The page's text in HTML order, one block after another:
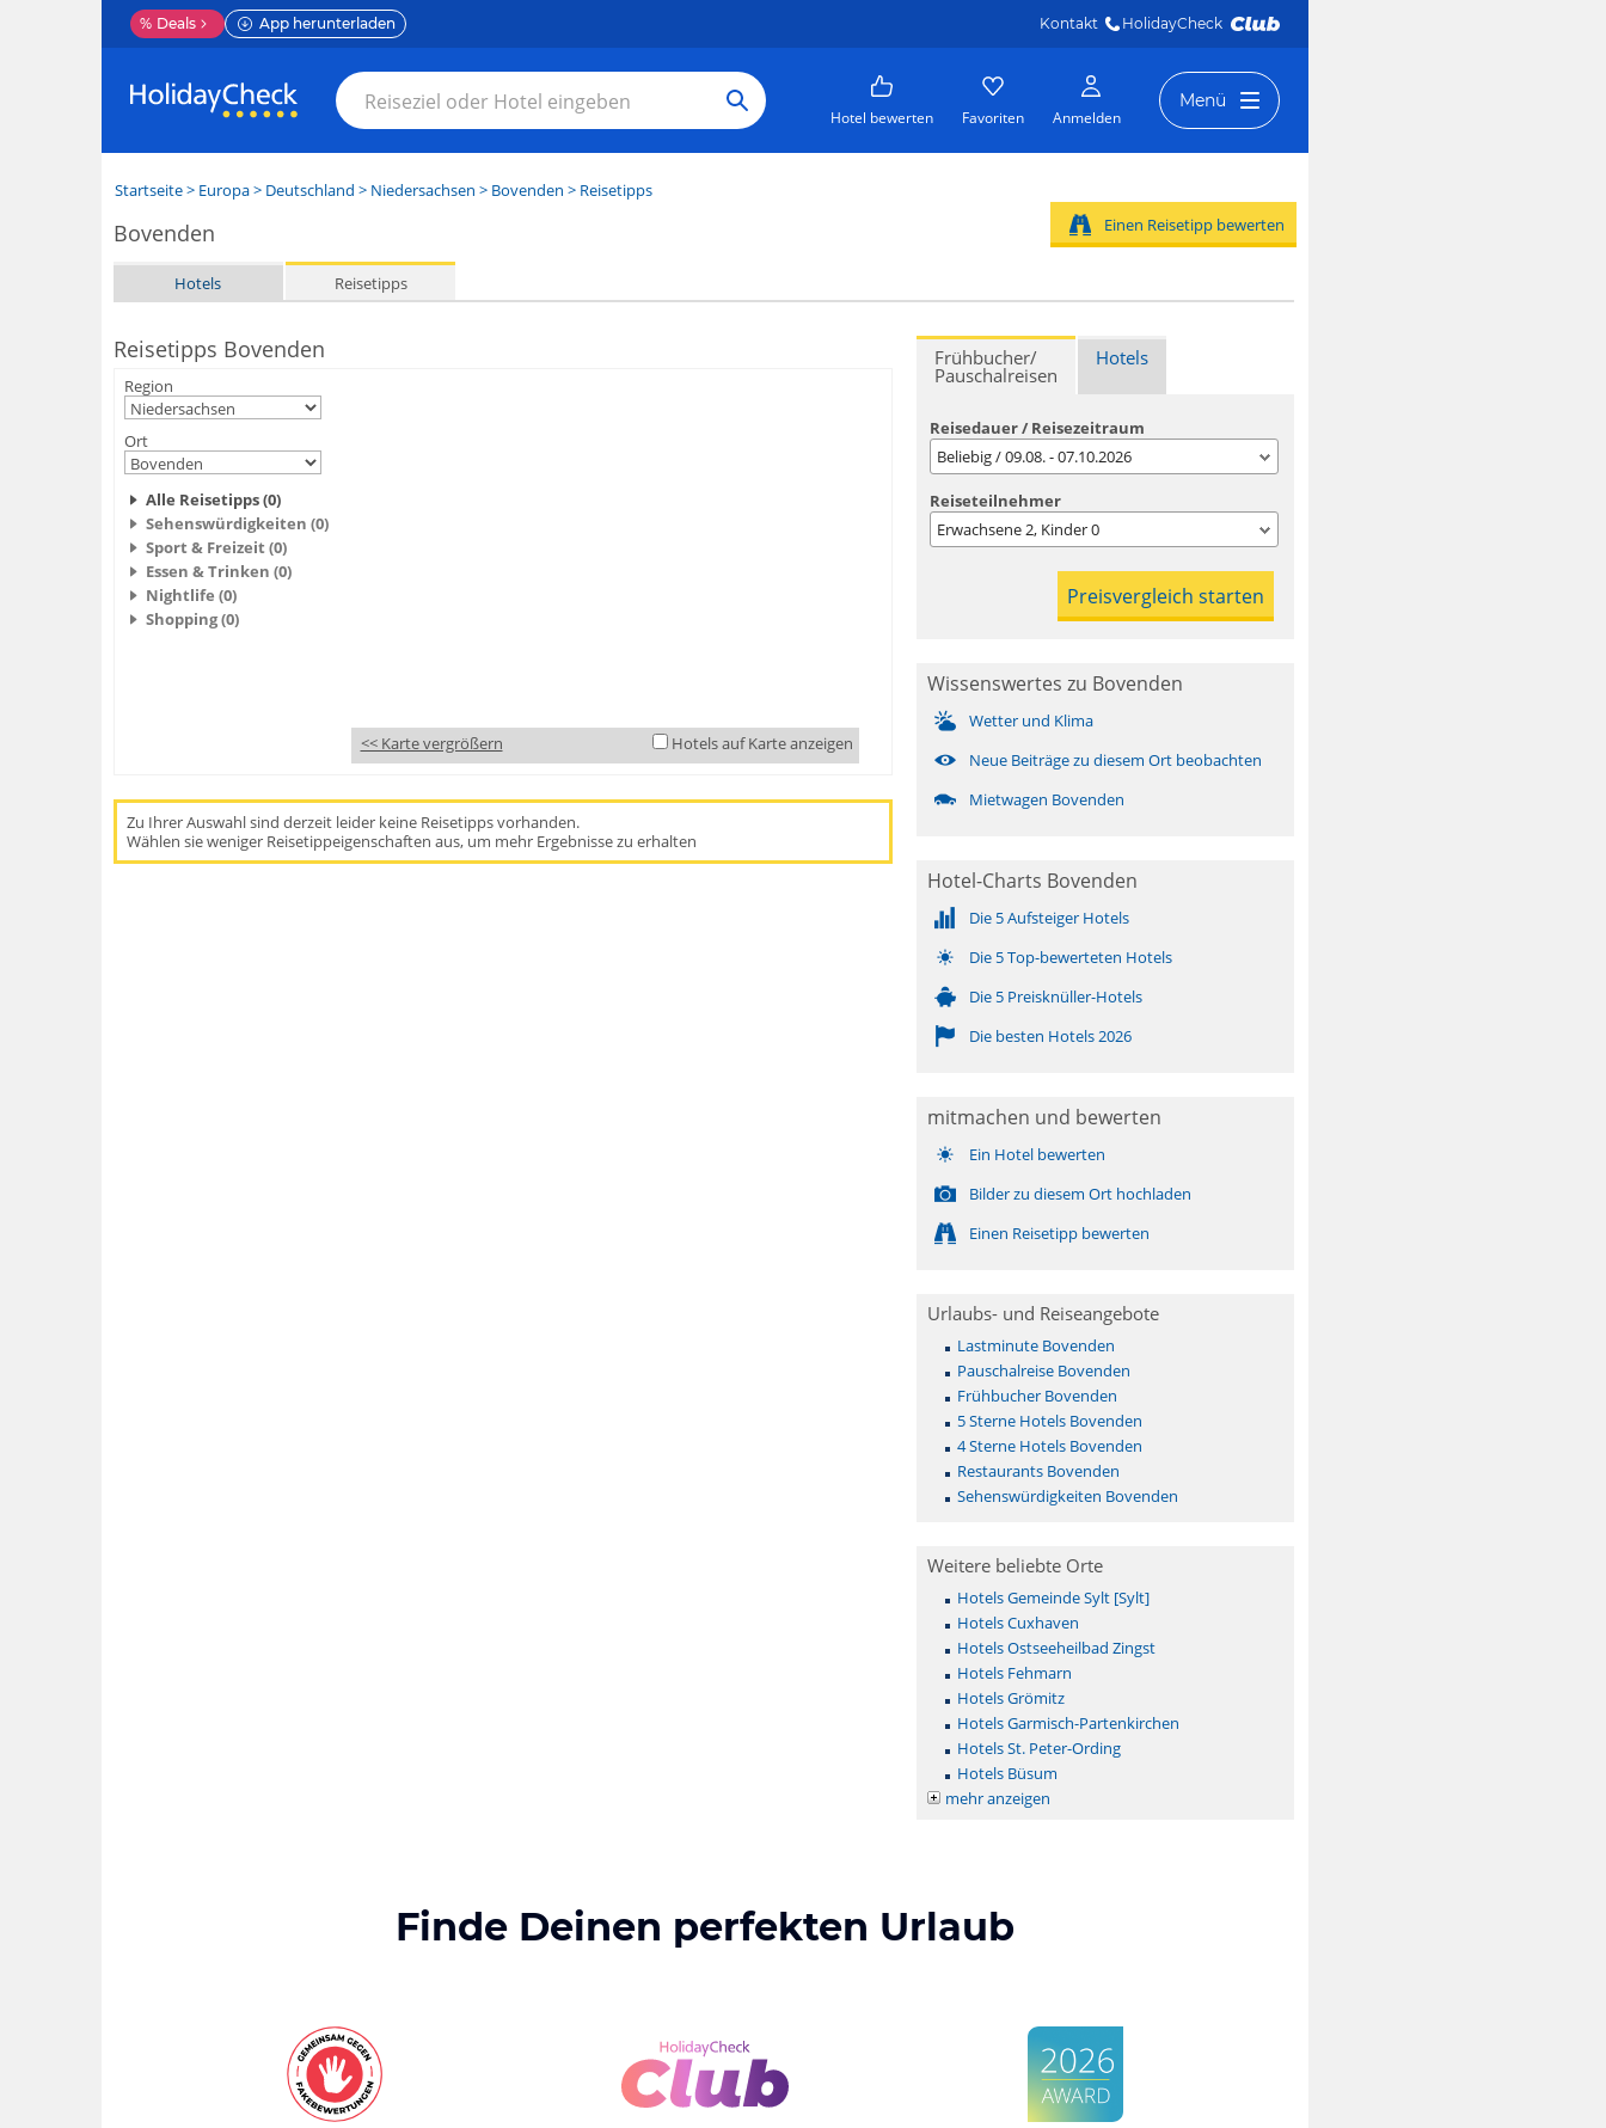
% Deals App herunterladen Kontakt HolidayCheck
Hotel bewerten Favoriten Anmelden
Menü
Startseite> Europa> Deutschland > Niedersachsen > Bovenden > Reisetipps
Bovenden
Hotels Reisetipps
Einen Reisetipp bewerten
Reisetipps Bovenden
Region
Ort
Alle Reisetipps (0)
Sehenswürdigkeiten (0)
Sport & Freizeit (0)
Essen & Trinken (0)
Nightlife (0)
Shopping (0)
<< Karte vergrößern Hotels auf Karte anzeigen
Zu Ihrer Auswahl sind derzeit leider keine Reisetipps vorhanden.
Wählen sie weniger Reisetippeigenschaften aus, um mehr Ergebnisse zu erhalten
Frühbucher/
Pauschalreisen
Hotels
Reisedauer / Reisezeitraum
Beliebig / 09.08. - 07.10.2026
Reiseteilnehmer
Erwachsene2, Kinder0
Wissenswertes zu Bovenden
Wetter und Klima
Neue Beiträge zu diesem Ort beobachten
Mietwagen Bovenden
Hotel-Charts Bovenden
Die 5 Aufsteiger Hotels
Die 5 Top-bewerteten Hotels
Die 5 Preisknüller-Hotels
Die besten Hotels 2026
mitmachen und bewerten
Ein Hotel bewerten
Bilder zu diesem Ort hochladen
Einen Reisetipp bewerten
Urlaubs- und Reiseangebote
Lastminute Bovenden
Pauschalreise Bovenden
Frühbucher Bovenden
5 Sterne Hotels Bovenden
4 Sterne Hotels Bovenden
Restaurants Bovenden
Sehenswürdigkeiten Bovenden
Weitere beliebte Orte
Hotels Gemeinde Sylt [Sylt]
Hotels Cuxhaven
Hotels Ostseeheilbad Zingst
Hotels Fehmarn
Hotels Grömitz
Hotels Garmisch-Partenkirchen
Hotels St. Peter-Ording
Hotels Büsum
mehr anzeigen
Finde Deinen perfekten Urlaub